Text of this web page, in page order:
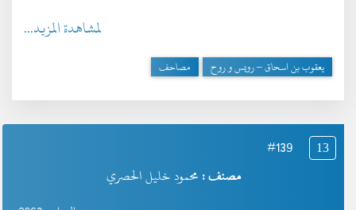
لمشاهدة المزيد...
يعقوب بن اسحاق – رويس و روح مصاحف
13
#139
مصنف : محمود خليل الحصري